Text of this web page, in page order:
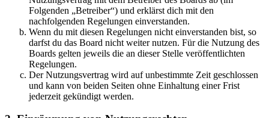
Folgenden „Betreiber“) und erklärst dich mit den
nachfolgenden Regelungen einverstanden.
Wenn du mit diesen Regelungen nicht einverstanden bist, so
darfst du das Board nicht weiter nutzen. Für die Nutzung des
Boards gelten jeweils die an dieser Stelle veröffentlichten
Regelungen.
Der Nutzungsvertrag wird auf unbestimmte Zeit geschlossen
und kann von beiden Seiten ohne Einhaltung einer Frist
jederzeit gekündigt werden.